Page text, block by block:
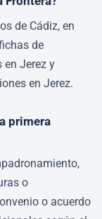
de Cádiz, en
de
en Jerez y
en Jerez.
primera
o
o acuerdo